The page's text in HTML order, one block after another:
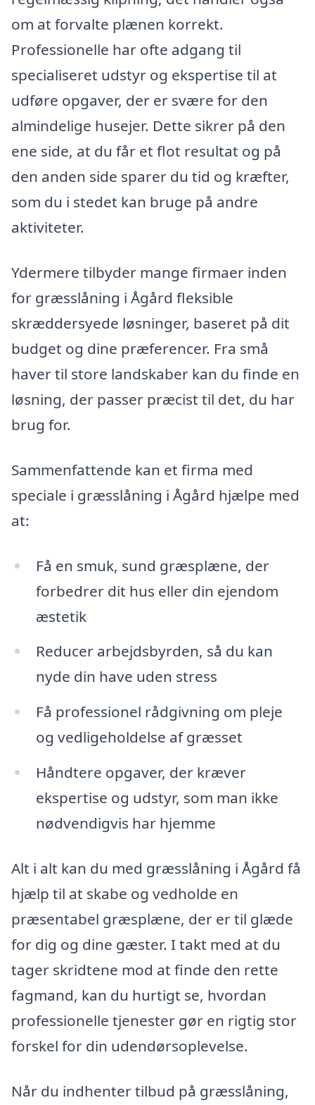
om at forvalte plænen korrekt.
Professionelle har ofte adgang til
specialiseret udstyr og ekspertise til at
udføre opgaver, der er svære for den
almindelige husejer. Dette sikrer på den
ene side, at du får et flot resultat og på
den anden side sparer du tid og kræfter,
som du i stedet kan bruge på andre
aktiviteter.
Ydermere tilbyder mange firmaer inden
for græsslåning i Ågård fleksible
skræddersyede løsninger, baseret på dit
budget og dine præferencer. Fra små
haver til store landskaber kan du finde en
løsning, der passer præcist til det, du har
brug for.
Sammenfattende kan et firma med
speciale i græsslåning i Ågård hjælpe med
at:
Få en smuk, sund græsplæne, der
forbedrer dit hus eller din ejendom
æstetik
Reducer arbejdsbyrden, så du kan
nyde din have uden stress
Få professionel rådgivning om pleje
og vedligeholdelse af græsset
Håndtere opgaver, der kræver
ekspertise og udstyr, som man ikke
nødvendigvis har hjemme
Alt i alt kan du med græsslåning i Ågård få
hjælp til at skabe og vedholde en
præsentabel græsplæne, der er til glæde
for dig og dine gæster. I takt med at du
tager skridtene mod at finde den rette
fagmand, kan du hurtigt se, hvordan
professionelle tjenester gør en rigtig stor
forskel for din udendørsoplevelse.
Når du indhenter tilbud på græsslåning,